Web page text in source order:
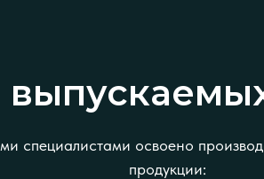
специалистами освоено
продукции: